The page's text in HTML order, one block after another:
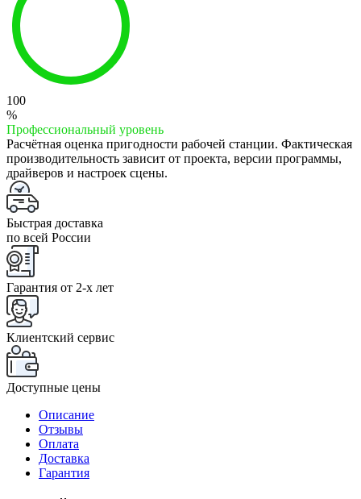
100
%
Профессиональный уровень
Расчётная оценка пригодности рабочей станции. Фактическая
производительность зависит от проекта, версии программы,
драйверов и настроек сцены.
Быстрая доставка
по всей России
Гарантия от 2-x лет
Клиентский сервис
Доступные цены
Описание
Отзывы
Оплата
Доставка
Гарантия